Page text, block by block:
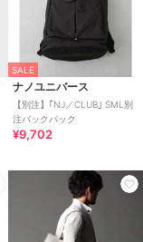
SALE
ナノユニバース
【別注】｢NJ／CLUB｣ SML別
注バックパック
¥9,702